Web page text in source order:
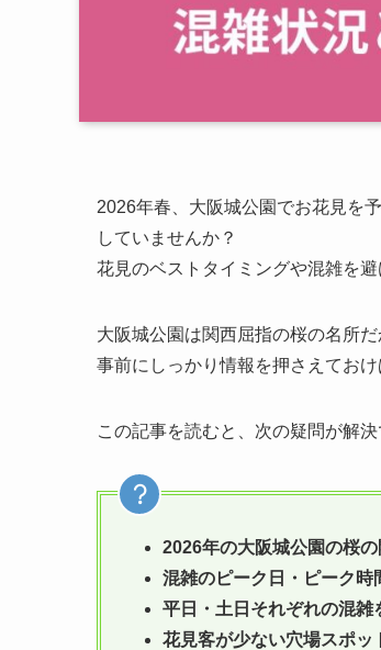
2026年春、大阪城公園でお花見を
していませんか？
花見のベストタイミングや混雑を
大阪城公園は関西屈指の桜の名所
事前にしっかり情報を押さえてお
この記事を読むと、次の疑問が解決
2026年の大阪城公園の桜
混雑のピーク日・ピーク時
平日・土日それぞれの混
花見客が少ない穴場スポッ